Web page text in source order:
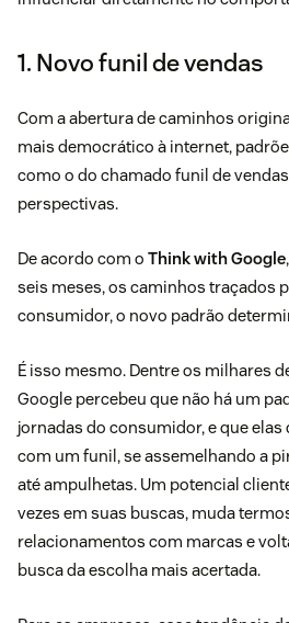
1. Novo funil de vendas
Com a abertura de caminhos
mais democrático à internet,
como o do chamado funil de
perspectivas.
De acordo com o Think with Google
seis meses, os caminhos traçados
consumidor, o novo padrão
É isso mesmo. Dentre os milhares
Google percebeu que não há um
jornadas do consumidor, e que
com um funil, se assemelhando a
até ampulhetas. Um potencial
vezes em suas buscas, muda
relacionamentos com marcas e
busca da escolha mais acertada.